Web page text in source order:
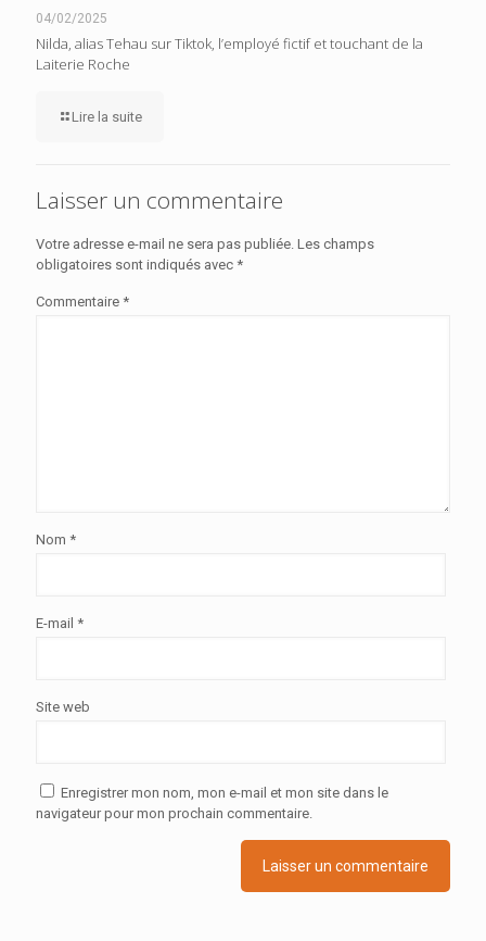
04/02/2025
Nilda, alias Tehau sur Tiktok, l’employé fictif et touchant de la
Laiterie Roche
Lire la suite
Laisser un commentaire
Votre adresse e-mail ne sera pas publiée. Les champs
obligatoires sont indiqués avec *
Commentaire *
Nom *
E-mail *
Site web
Enregistrer mon nom, mon e-mail et mon site dans le
navigateur pour mon prochain commentaire.